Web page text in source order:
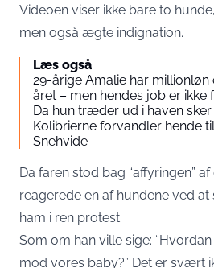
Videoen viser ikke bare to
men også ægte indignation.
Læs også
29-årige Amalie har
året – men hendes job er ikke
Da hun træder ud i haven
Kolibrierne forvandler hende
Snehvide
Da faren stod bag “affyringen”
reagerede en af hundene ved at
ham i ren protest.
Som om han ville sige:
mod vores baby?” Det er svært